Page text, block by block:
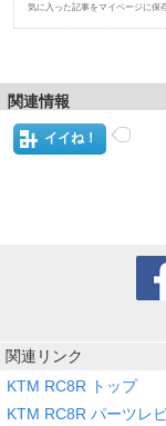
気に入った記事をマイページに保
関連情報
イイね！
関連リンク
KTM RC8R トップ
KTM RC8R パーツレ